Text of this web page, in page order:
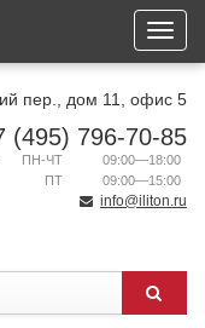
пер., дом 11, офис 5
(495) 796-70-85
ПН-ЧТ
09:00—18:00
ПТ
09:00—15:00
info@iliton.ru